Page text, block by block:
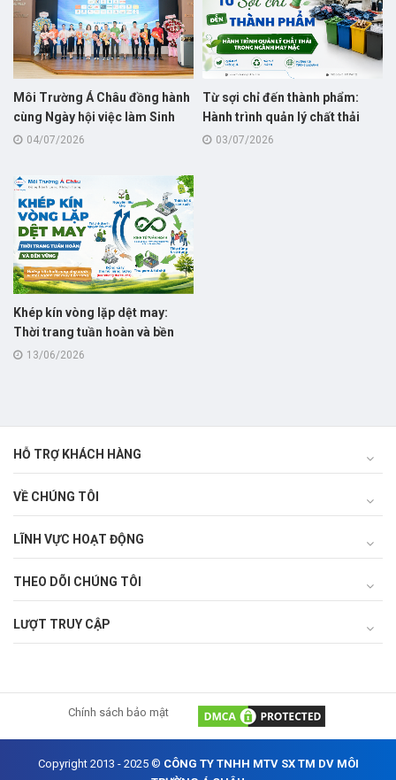
Môi Trường Á Châu đồng hành
cùng Ngày hội việc làm Sinh
viên 2026 tại trường Đại học Sư
04/07/2026
Từ sợi chỉ đến thành phẩm:
Hành trình quản lý chất thải
trong ngành may mặc
03/07/2026
Khép kín vòng lặp dệt may:
Thời trang tuần hoàn và bền
vững13/06/2026
HỖ TRỢ KHÁCH HÀNG
VỀ CHÚNG TÔI
LĨNH VỰC HOẠT ĐỘNG
THEO DÕI CHÚNG TÔI
LƯỢT TRUY CẬP
Chính sách bảo mật
Copyright 2013 - 2025 © CÔNG TY TNHH MTV SX TM DV MÔI